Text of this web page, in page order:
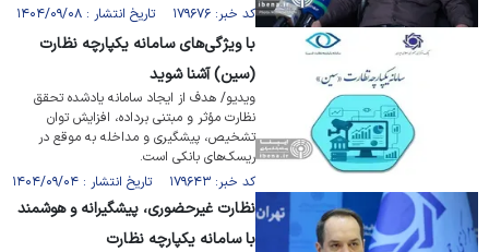
کد خبر: ۱۷۹۶۷۶ تاریخ انتشار : ۱۴۰۴/۰۹/۰۸
با ویژگی‌های سامانه یکپارچه نظارت
(سین) آشنا شوید
ویدیو/ هدف از ایجاد سامانه یادشده تحقق
نظارت مؤثر و مبتنى برداده، افزایش ﺗوان
تشخیص، پیشگیرى و مداخله به موقع در
ریسک‌های بانکى است.
کد خبر: ۱۷۹۶۴۳ تاریخ انتشار : ۱۴۰۴/۰۹/۰۴
نظارت غیرحضوری، پیشگیرانه و هوشمند
با سامانه یکپارچه نظارت